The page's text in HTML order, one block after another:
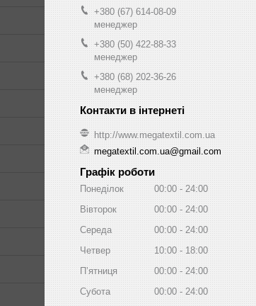
+380 (67) 614-08-09
менеджер
+380 (50) 422-88-33
менеджер
+380 (68) 202-36-26
менеджер
http://www.megatextil.com.ua
megatextil.com.ua@gmail.com
Графік роботи
Понеділок 00:00
24:00
Вівторок
00:00
24:00
Середа
00:00
24:00
Четвер
10:00
18:00
Пʼятниця
00:00
24:00
Субота
00:00
24:00